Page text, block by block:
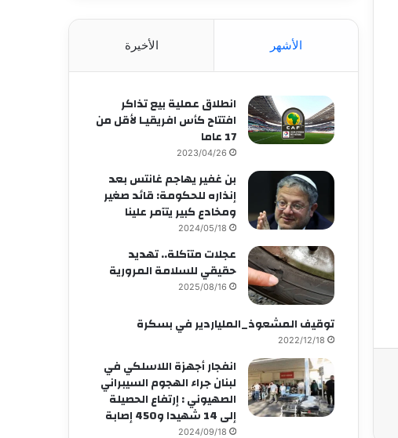
الأشهر الأخيرة
انطلاق عملية بيع تذاكر
افتتاح كأس افريقيـا لأقل من
17 عاما
2023/04/26
بن غفير يهاجم غانتس بعد
إنذاره للحكومة: قائد صغير
ومخادع كبير يتآمر علينا
2024/05/18
عجلات متآكلة.. تهديد
حقيقي للسلامة المرورية
2025/08/16
توقيف المشعوذ_الملياردير في بسكرة
2022/12/18
انفجار أجهزة اللاسلكي في
لبنان جراء الهجوم السيبراني
الصهيوني : إرتفاع الحصيلة
إلى 14 شهيدا و450 إصابة
2024/09/18